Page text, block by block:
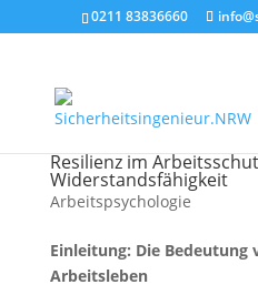
0211 83836660
Resilienz im
Widerstandsfähigkeit
Arbeitspsychologie
Einleitung: Die Bedeutung
Arbeitsleben